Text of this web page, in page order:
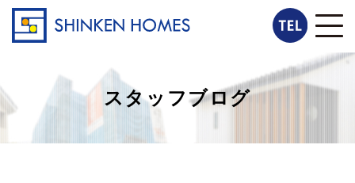
スタッフブログ